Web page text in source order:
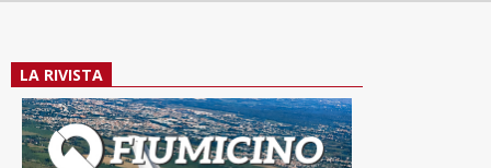
LA RIVISTA